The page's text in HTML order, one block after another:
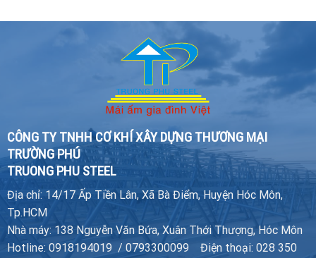
CÔNG TY TNHH CƠ KHÍ XÂY DỰNG THƯƠNG MẠI
TRƯỜNG PHÚ
TRUONG PHU STEEL
Địa chỉ: 14/17 Ấp Tiền Lân, Xã Bà Điểm, Huyện Hóc Môn,
Tp.HCM
Nhà máy: 138 Nguyễn Văn Bứa, Xuân Thới Thượng, Hóc Môn
Hotline: 0918194019 / 0793300099 Điện thoại: 028 350